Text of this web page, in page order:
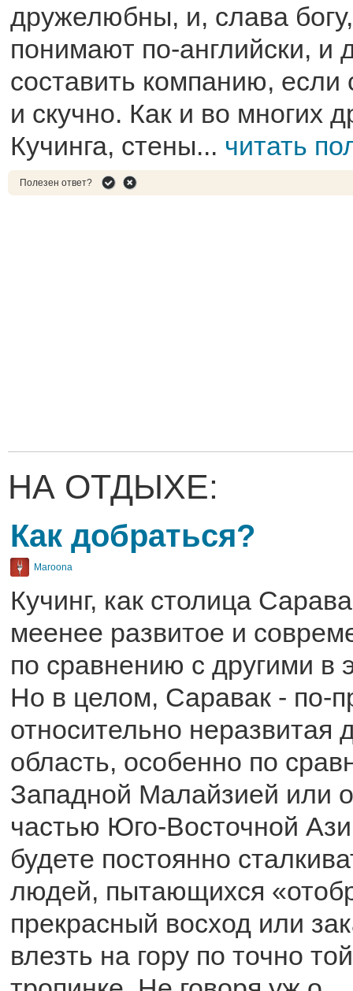
дружелюбны, и, слава
понимают по-английски, и
составить компанию, если
и скучно. Как и во многих
Кучинга, стены... читать
Полезен ответ?
НА ОТДЫХЕ:
Как добраться?
Maroona
Кучинг, как столица
меенее развитое и
по сравнению с другими в
Но в целом, Саравак - по-
относительно неразвитая
область, особенно по
Западной Малайзией или
частью Юго-Восточной
будете постоянно
людей, пытающихся
прекрасный восход или
влезть на гору по точно